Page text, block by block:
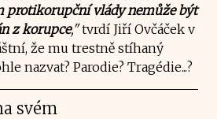
protikorupční vlády nemůže být
z korupce,"tvrdí Jiří Ovčáček v
že mu trestně stíhaný
nazvat? Parodie? Tragédie...?
svém